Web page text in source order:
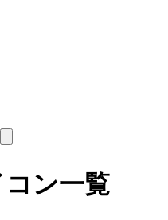
ン一覧